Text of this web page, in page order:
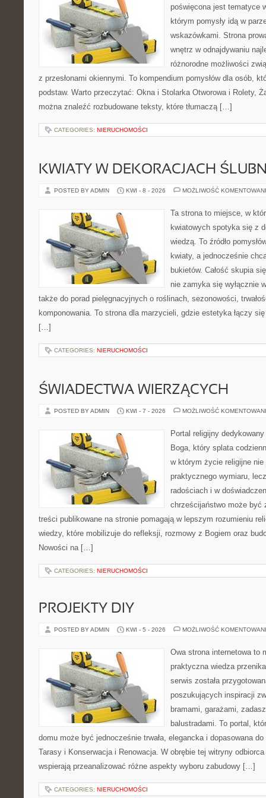
poświęcona jest tematyce
którym pomysły idą w
wskazówkami. Strona
wnętrz w odnajdywaniu
różnorodne możliwości
z przesłonami okiennymi. To kompendium pomysłów dla osób,
podstaw. Warto przeczytać: Okna i Stolarka Otworowa i Rolety,
można znaleźć rozbudowane teksty, które tłumaczą […]
CATEGORIES: NIERUCHOMOŚCI
KWIATY W DEKORACJACH
POSTED BY ADMIN KWI - 8 - 2026 MOŻLIWOŚĆ
Ta strona to miejsce, w
kwiatowych spotyka się z
wiedzą. To źródło
kwiaty, a jednocześnie
bukietów. Całość skupia
nie zamyka się wyłącznie
także do porad pielęgnacyjnych o roślinach, sezonowości,
komponowania. To strona dla marzycieli, gdzie estetyka łączy
[…]
CATEGORIES: NIERUCHOMOŚCI
ŚWIADECTWA WIERZĄCYCH
POSTED BY ADMIN KWI - 7 - 2026 MOŻLIWOŚĆ
Portal religijny
Boga, który splata
w którym życie religijne nie
praktycznego wymiaru,
radościach i w
chrześcijaństwo może być
treści publikowane na stronie pomagają w lepszym rozumieniu
wiedzy, które mobilizuje do refleksji, rozmowy z Bogiem oraz
Nowości na […]
CATEGORIES: NIERUCHOMOŚCI
PROJEKTY DIY
POSTED BY ADMIN KWI - 5 - 2026 MOŻLIWOŚĆ
Owa strona internetowa to
praktyczna wiedza
serwis została
poszukujących inspiracji
bramami, garażami,
balustradami. To portal,
domu może być jednocześnie trwała, elegancka i dopasowana
Tarasy i Konserwacja i Renowacja. W obrębie tej witryny
wspierają przeanalizować różne aspekty wyboru zabudowy […]
CATEGORIES: NIERUCHOMOŚCI